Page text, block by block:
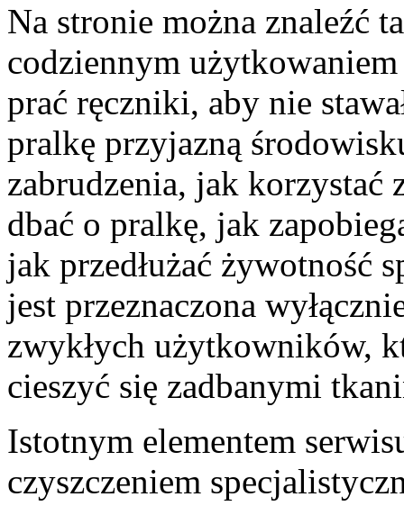
Na stronie można znaleźć
codziennym
prać ręczniki, aby nie
pralkę przyjazną
zabrudzenia, jak korzystać
dbać o pralkę, jak
jak przedłużać żywotność
jest przeznaczona
zwykłych użytkowników,
cieszyć się zadbanymi
Istotnym elementem
czyszczeniem